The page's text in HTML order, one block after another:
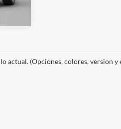
actual. (Opciones, colores, version